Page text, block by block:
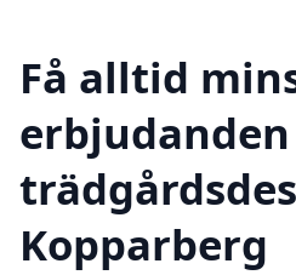
Få alltid
Kopparberg